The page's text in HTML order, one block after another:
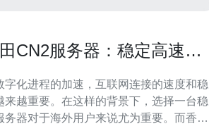
CN2服务器：稳定高速，
字化进程的加速，互联网连接的速度和稳
来越重要。在这样的背景下，选择一台稳
务器对于海外用户来说尤为重要。而香港